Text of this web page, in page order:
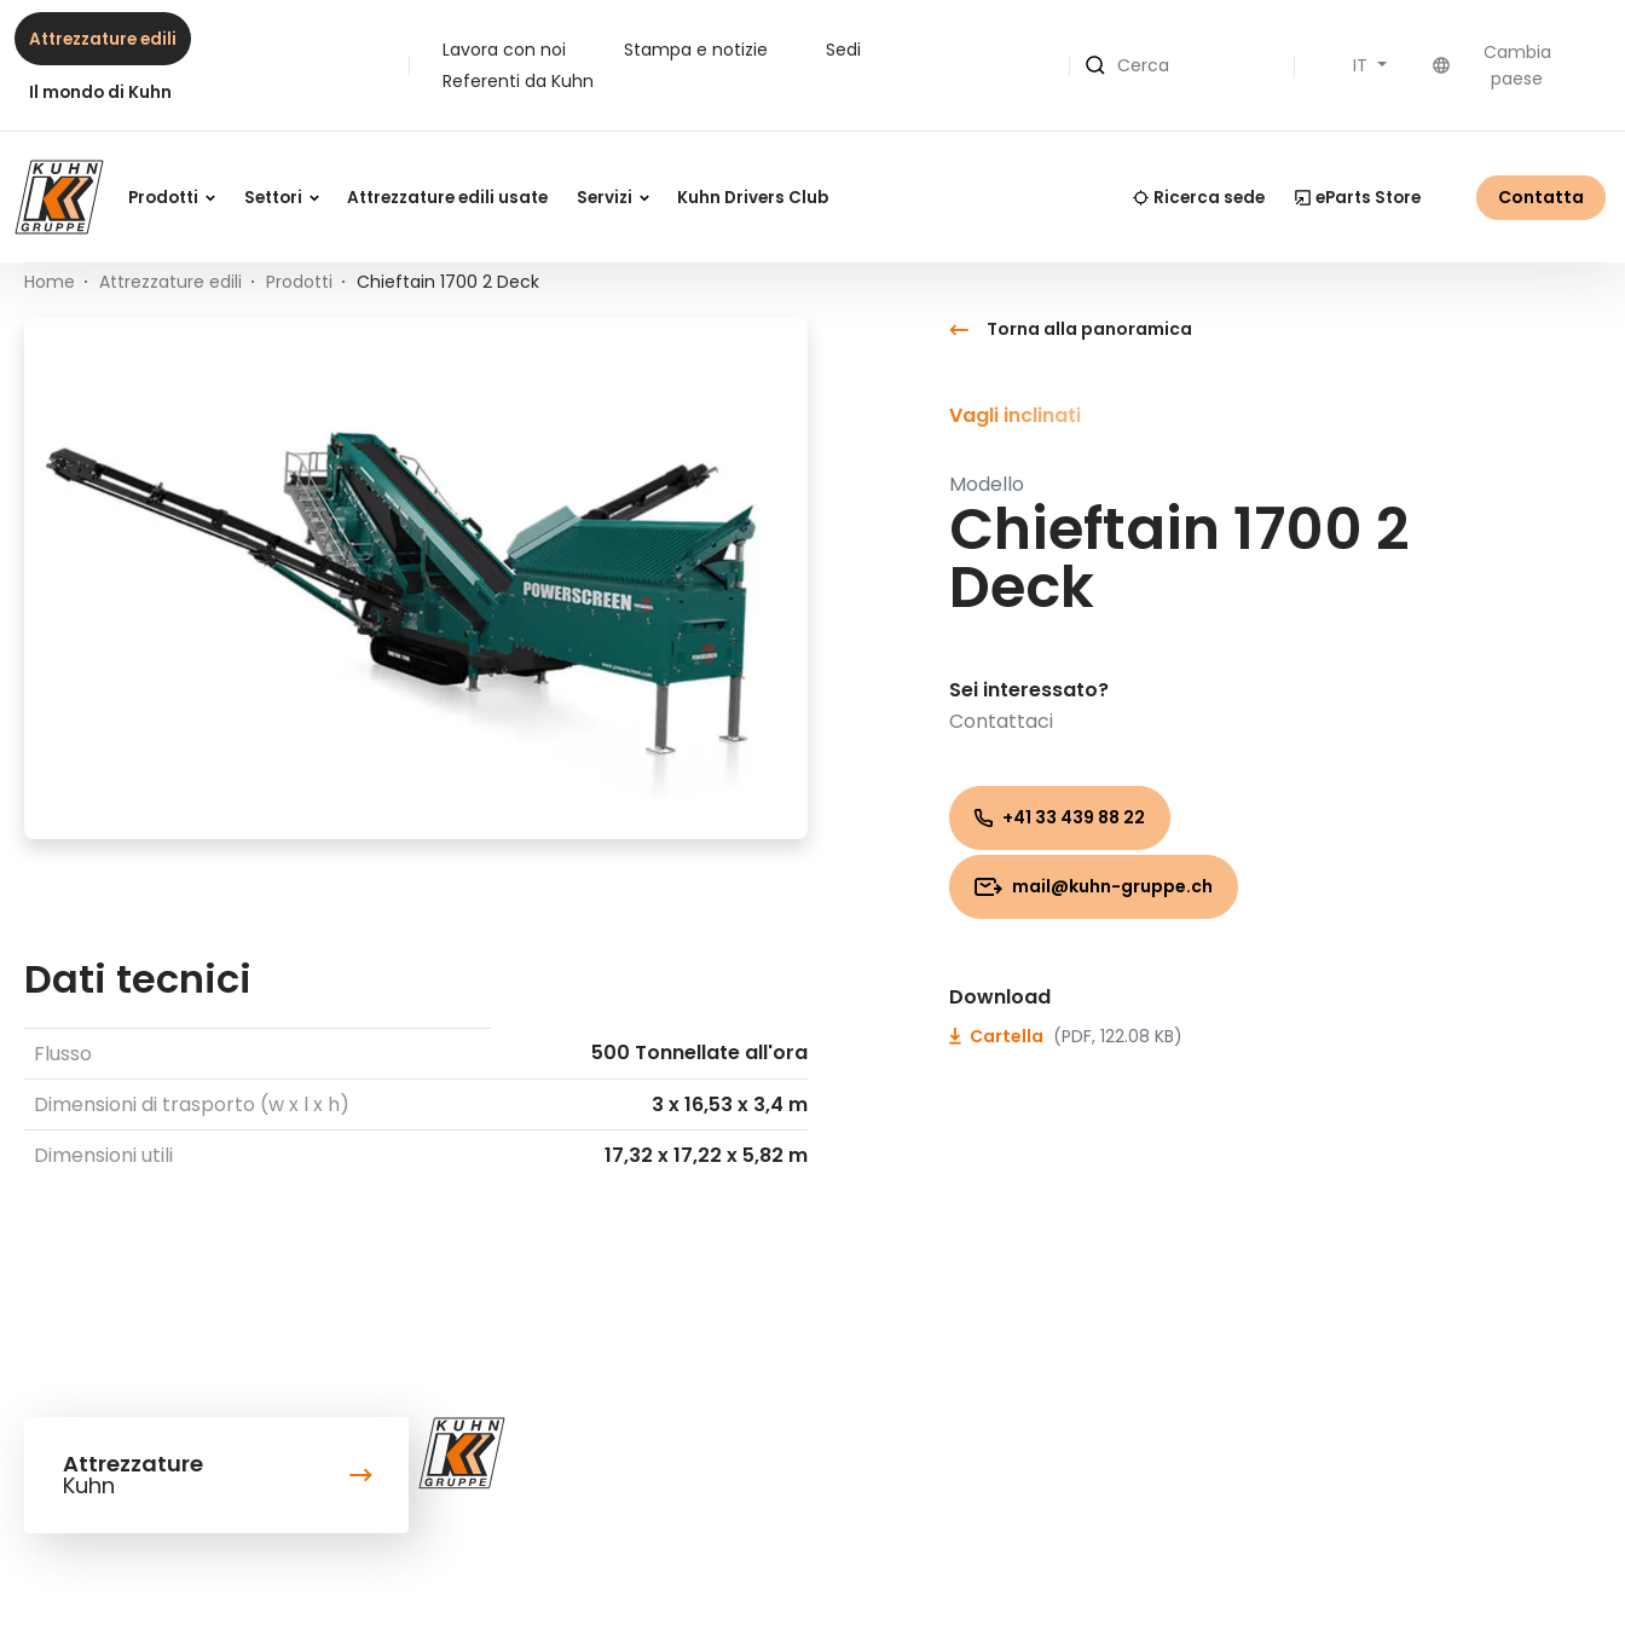
Contenuti
Indice
Navigazione principale
Table Of Content
Chieftain 1700 2 Deck
Attrezzature edili
Il mondo di Kuhn
Lavora con noi Stampa e notizie
Sedi
Referenti da Kuhn
Cerca IT
Cambia
paese
Prodotti Settori Attrezzature edili usate Servizi Kuhn Drivers Club Ricerca sede eParts Store Contatta
Home Attrezzature edili Prodotti Chieftain 1700 2 Deck
Dati tecnici
Flusso
500 Tonnellate all'ora
Dimensioni di trasporto (w x l x h)
3 x 16,53 x 3,4 m
Dimensioni utili
17,32 x 17,22 x 5,82 m
Torna alla panoramica
Vagli inclinati
Modello
Chieftain 1700 2
Deck
Sei interessato?
Contattaci
+41 33 439 88 22
mail@kuhn-gruppe.ch
Download
Cartella (PDF, 122.08 KB)
Attrezzature
Kuhn